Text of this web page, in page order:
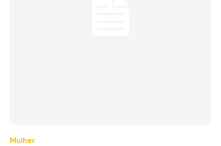
Mulher